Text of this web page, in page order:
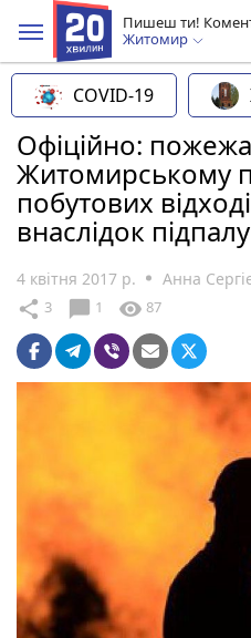
Пишеш ти!
Житомир
COVID-19
Офіційно:
Житомирському
побутових
внаслідок підпалу
4 квітня 2017 р. Анна
share 3 chat_bubble 1 visibility 87